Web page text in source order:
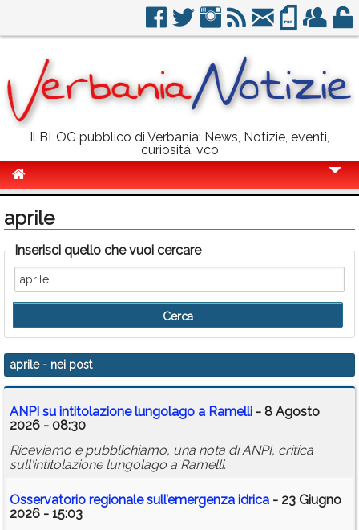
Il BLOG pubblico di Verbania: News, Notizie, eventi,
curiosità, vco
Politica
Sport
Eventi
Info Utili
Rubriche
Calendario
Annunci
aprile
Inserisci quello che vuoi cercare
aprile- nei post
ANPI su intitolazione lungolago a Ramelli - 8 Agosto
2026 - 08:30
Riceviamo e pubblichiamo, una nota di ANPI, critica
sull'intitolazione lungolago a Ramelli.
Osservatorio regionale sull’emergenza idrica - 23 Giugno
2026 - 15:03